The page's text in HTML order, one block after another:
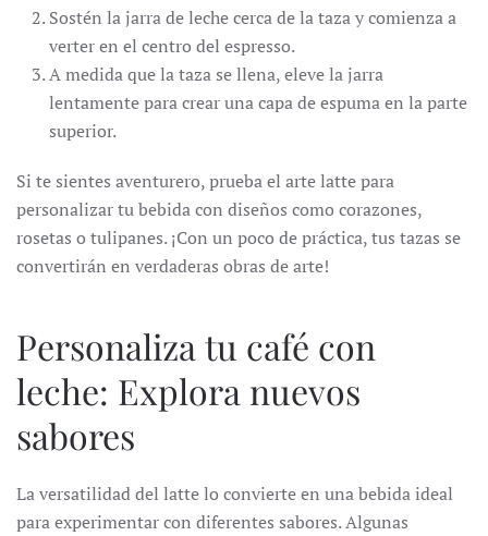
Sostén la jarra de leche cerca de la taza y comienza a
verter en el centro del espresso.
A medida que la taza se llena, eleve la jarra
lentamente para crear una capa de espuma en la parte
superior.
Si te sientes aventurero, prueba el arte latte para
personalizar tu bebida con diseños como corazones,
rosetas o tulipanes. ¡Con un poco de práctica, tus tazas se
convertirán en verdaderas obras de arte!
Personaliza tu café con
leche: Explora nuevos
sabores
La versatilidad del latte lo convierte en una bebida ideal
para experimentar con diferentes sabores. Algunas